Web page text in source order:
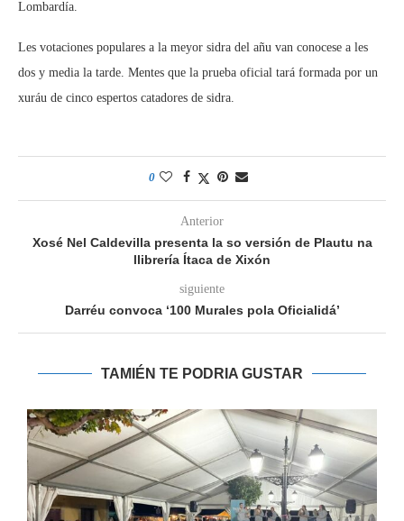
Lombardía.
Les votaciones populares a la meyor sidra del añu van conocese a les
dos y media la tarde. Mentes que la prueba oficial tará formada por un
xuráu de cinco espertos catadores de sidra.
0
Anterior
Xosé Nel Caldevilla presenta la so versión de Plautu na
llibrería Ítaca de Xixón
siguiente
Darréu convoca ‘100 Murales pola Oficialidá’
TAMIÉN TE PODRIA GUSTAR